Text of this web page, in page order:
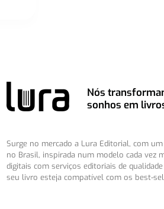
Nós
sonhos em
Surge no mercado a Lura Editorial, com
no Brasil, inspirada num modelo cada vez
digitais com serviços editoriais de
seu livro esteja compatível com os best-